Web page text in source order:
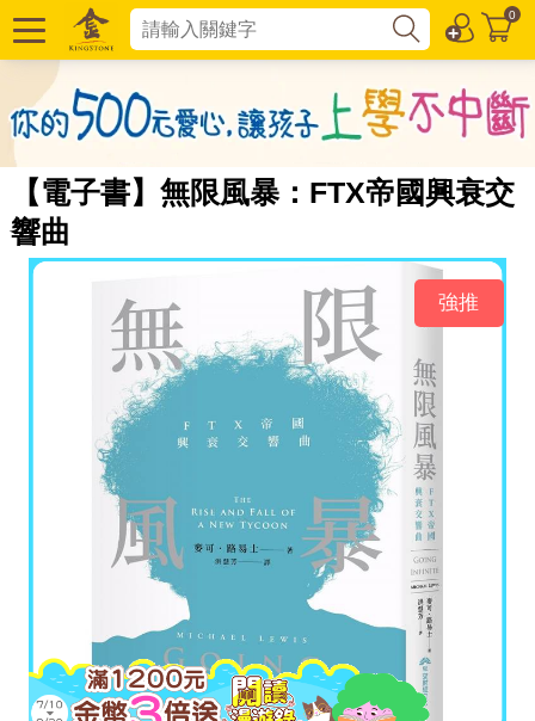
0
【電子書】無限風暴：FTX帝國興衰交
響曲
強推